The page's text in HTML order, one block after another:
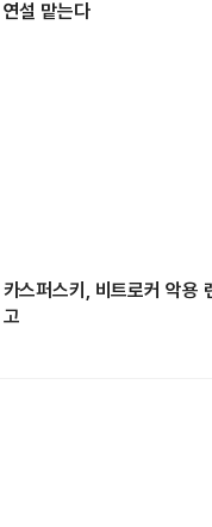
연설 맡는다
카스퍼스키, 비트로커 악용
고